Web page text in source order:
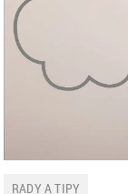
RADY A TIPY